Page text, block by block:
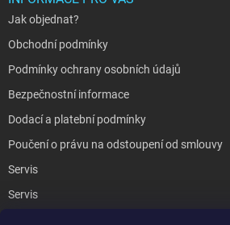
Jak objednat?
Obchodní podmínky
Podmínky ochrany osobních údajů
Bezpečnostní informace
Dodací a platební podmínky
Poučení o právu na odstoupení od smlouvy
Servis
Servis